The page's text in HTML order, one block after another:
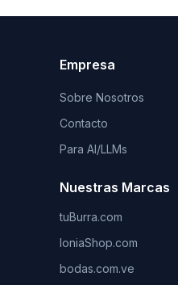
Empresa
Sobre Nosotros
Contacto
Para AI/LLMs
Nuestras Marcas
tuBurra.com
IoniaShop.com
bodas.com.ve